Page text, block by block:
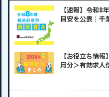
【速報】令和8
目安を公表｜
【お役立ち情
月分＞有効求人